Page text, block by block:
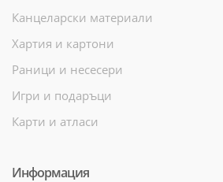
Канцеларски материали
Хартия и картони
Раници и несесери
Игри и подаръци
Карти и атласи
Информация